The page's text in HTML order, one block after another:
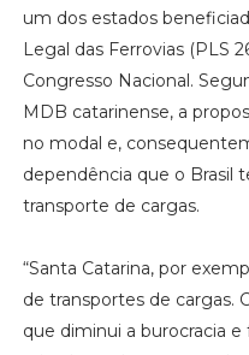
um dos estados
Legal das Ferrovias (PLS
Congresso Nacional.
MDB catarinense, a
no modal e,
dependência que o Brasil
transporte de cargas.
“Santa Catarina, por
de transportes de cargas.
que diminui a burocracia e